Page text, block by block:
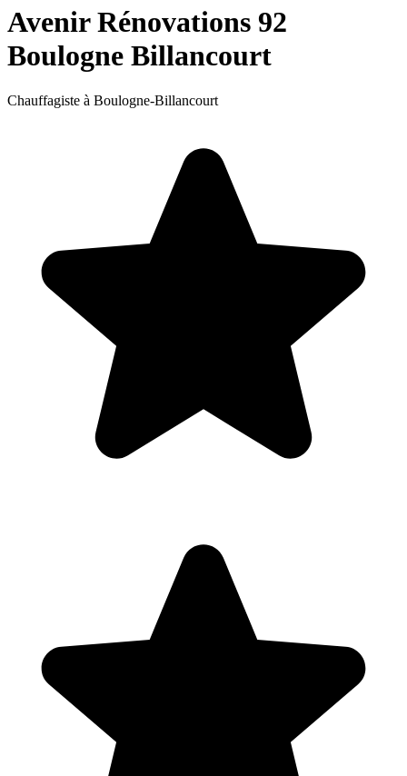
Avenir Rénovations 92
Boulogne Billancourt
Chauffagiste à Boulogne-Billancourt